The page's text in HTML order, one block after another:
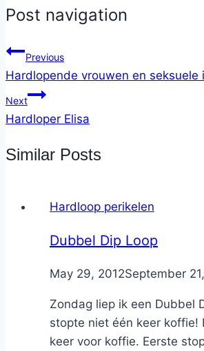
Post navigation
Previous
Hardlopende vrouwen en seksuele
Next
Hardloper Elisa
Similar Posts
Hardloop perikelen
Dubbel Dip Loop
ByNicole
May 29, 2012September
Zondag liep ik een Dubbel
stopte niet één keer koffie!
keer voor koffie. Eerste